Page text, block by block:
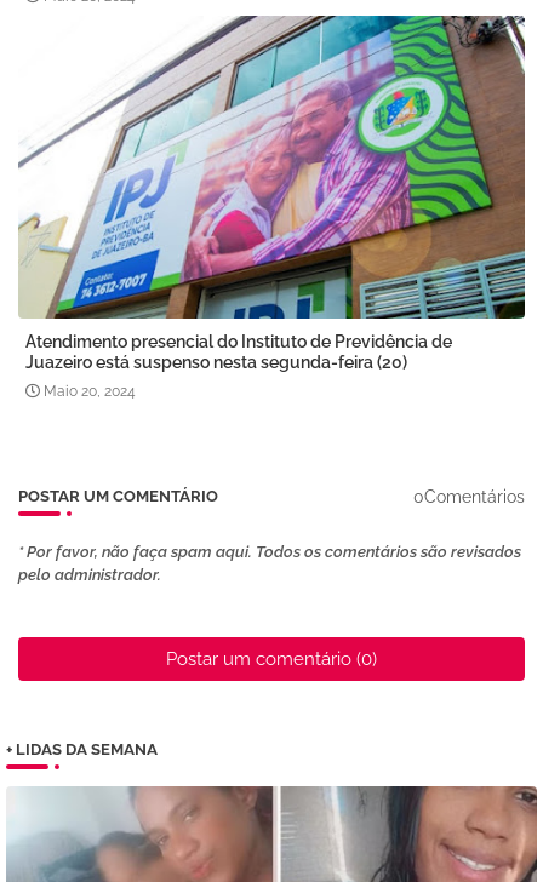
Atendimento presencial do Instituto de Previdência de
Juazeiro está suspenso nesta segunda-feira (20)
Maio 20, 2024
POSTAR UM COMENTÁRIO 0Comentários
* Por favor, não faça spam aqui. Todos os comentários são revisados ​​
pelo administrador.
Postar um comentário (0)
+ LIDAS DA SEMANA